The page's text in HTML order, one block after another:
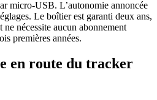
micro-USB. L’autonomie annoncée
Le boîtier est garanti deux ans,
nécessite aucun abonnement
premières années.
en route du tracker